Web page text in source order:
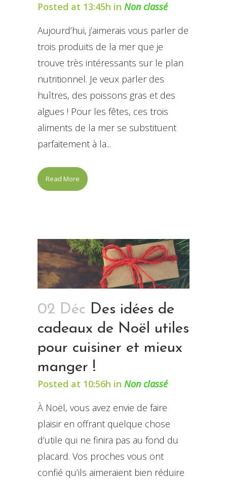
Posted at 13:45h in Non classé
Aujourd’hui, j’aimerais vous parler de
trois produits de la mer que je
trouve très intéressants sur le plan
nutritionnel. Je veux parler des
huîtres, des poissons gras et des
algues ! Pour les fêtes, ces trois
aliments de la mer se substituent
parfaitement à la...
Read More
02 Déc Des idées de
cadeaux de Noël utiles
pour cuisiner et mieux
manger !
Posted at 10:56h in Non classé
À Noël, vous avez envie de faire
plaisir en offrant quelque chose
d’utile qui ne finira pas au fond du
placard. Vos proches vous ont
confié qu’ils aimeraient bien réduire